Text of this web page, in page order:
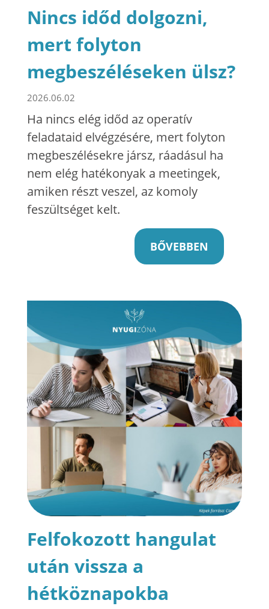
Nincs időd dolgozni,
mert folyton
megbeszéléseken ülsz?
2026.06.02
Ha nincs elég időd az operatív
feladataid elvégzésére, mert folyton
megbeszélésekre jársz, ráadásul ha
nem elég hatékonyak a meetingek,
amiken részt veszel, az komoly
feszültséget kelt.
BŐVEBBEN
Felfokozott hangulat
után vissza a
hétköznapokba